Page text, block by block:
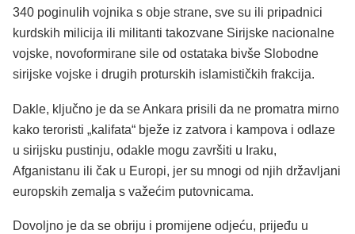
340 poginulih vojnika s obje strane, sve su ili pripadnici
kurdskih milicija ili militanti takozvane Sirijske nacionalne
vojske, novoformirane sile od ostataka bivše Slobodne
sirijske vojske i drugih proturskih islamističkih frakcija.
Dakle, ključno je da se Ankara prisili da ne promatra mirno
kako teroristi „kalifata“ bježe iz zatvora i kampova i odlaze
u sirijsku pustinju, odakle mogu završiti u Iraku,
Afganistanu ili čak u Europi, jer su mnogi od njih državljani
europskih zemalja s važećim putovnicama.
Dovoljno je da se obriju i promijene odjeću, prijeđu u